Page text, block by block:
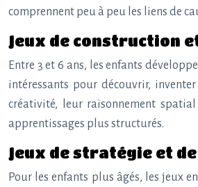
comprennent peu à peu les liens de
Jeux de construction
Entre 3 et 6 ans, les enfants
intéressants pour découvrir,
créativité, leur raisonnement
apprentissages plus structurés.
Jeux de stratégie et
Pour les enfants plus âgés, les jeux